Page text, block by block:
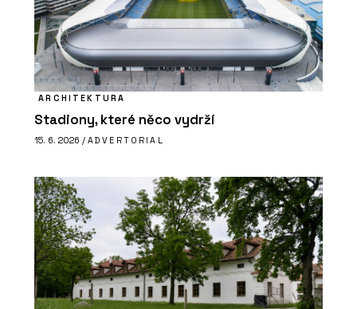
ARCHITEKTURA
Stadiony, které něco vydrží
15. 6. 2026 / ADVERTORIAL